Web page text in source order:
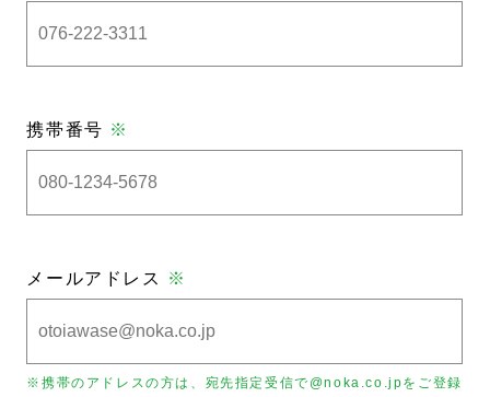
携帯番号 ※
メールアドレス ※
※携帯のアドレスの方は、宛先指定受信で@noka.co.jpをご登録